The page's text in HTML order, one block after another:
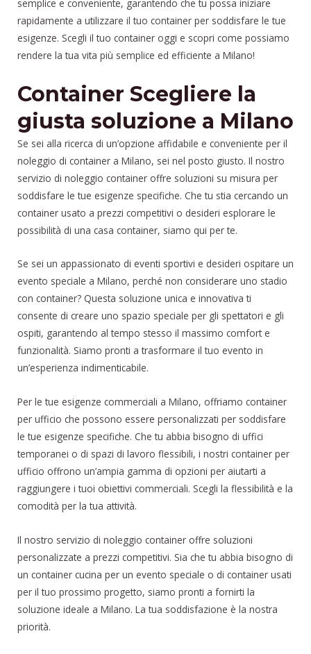
semplice e conveniente, garantendo che tu possa iniziare
rapidamente a utilizzare il tuo container per soddisfare le tue
esigenze. Scegli il tuo container oggi e scopri come possiamo
rendere la tua vita più semplice ed efficiente a Milano!
Container Scegliere la
giusta soluzione a Milano
Se sei alla ricerca di un’opzione affidabile e conveniente per il
noleggio di container a Milano, sei nel posto giusto. Il nostro
servizio di noleggio container offre soluzioni su misura per
soddisfare le tue esigenze specifiche. Che tu stia cercando un
container usato a prezzi competitivi o desideri esplorare le
possibilità di una casa container, siamo qui per te.
Se sei un appassionato di eventi sportivi e desideri ospitare un
evento speciale a Milano, perché non considerare uno stadio
con container? Questa soluzione unica e innovativa ti
consente di creare uno spazio speciale per gli spettatori e gli
ospiti, garantendo al tempo stesso il massimo comfort e
funzionalità. Siamo pronti a trasformare il tuo evento in
un’esperienza indimenticabile.
Per le tue esigenze commerciali a Milano, offriamo container
per ufficio che possono essere personalizzati per soddisfare
le tue esigenze specifiche. Che tu abbia bisogno di uffici
temporanei o di spazi di lavoro flessibili, i nostri container per
ufficio offrono un’ampia gamma di opzioni per aiutarti a
raggiungere i tuoi obiettivi commerciali. Scegli la flessibilità e la
comodità per la tua attività.
Il nostro servizio di noleggio container offre soluzioni
personalizzate a prezzi competitivi. Sia che tu abbia bisogno di
un container cucina per un evento speciale o di container usati
per il tuo prossimo progetto, siamo pronti a fornirti la
soluzione ideale a Milano. La tua soddisfazione è la nostra
priorità.